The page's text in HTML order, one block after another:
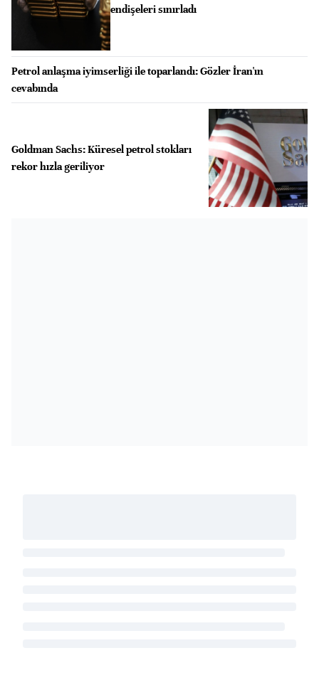
endişeleri sınırladı
Petrol anlaşma iyimserliği ile toparlandı: Gözler İran'ın
cevabında
Goldman Sachs: Küresel petrol stokları
rekor hızla geriliyor